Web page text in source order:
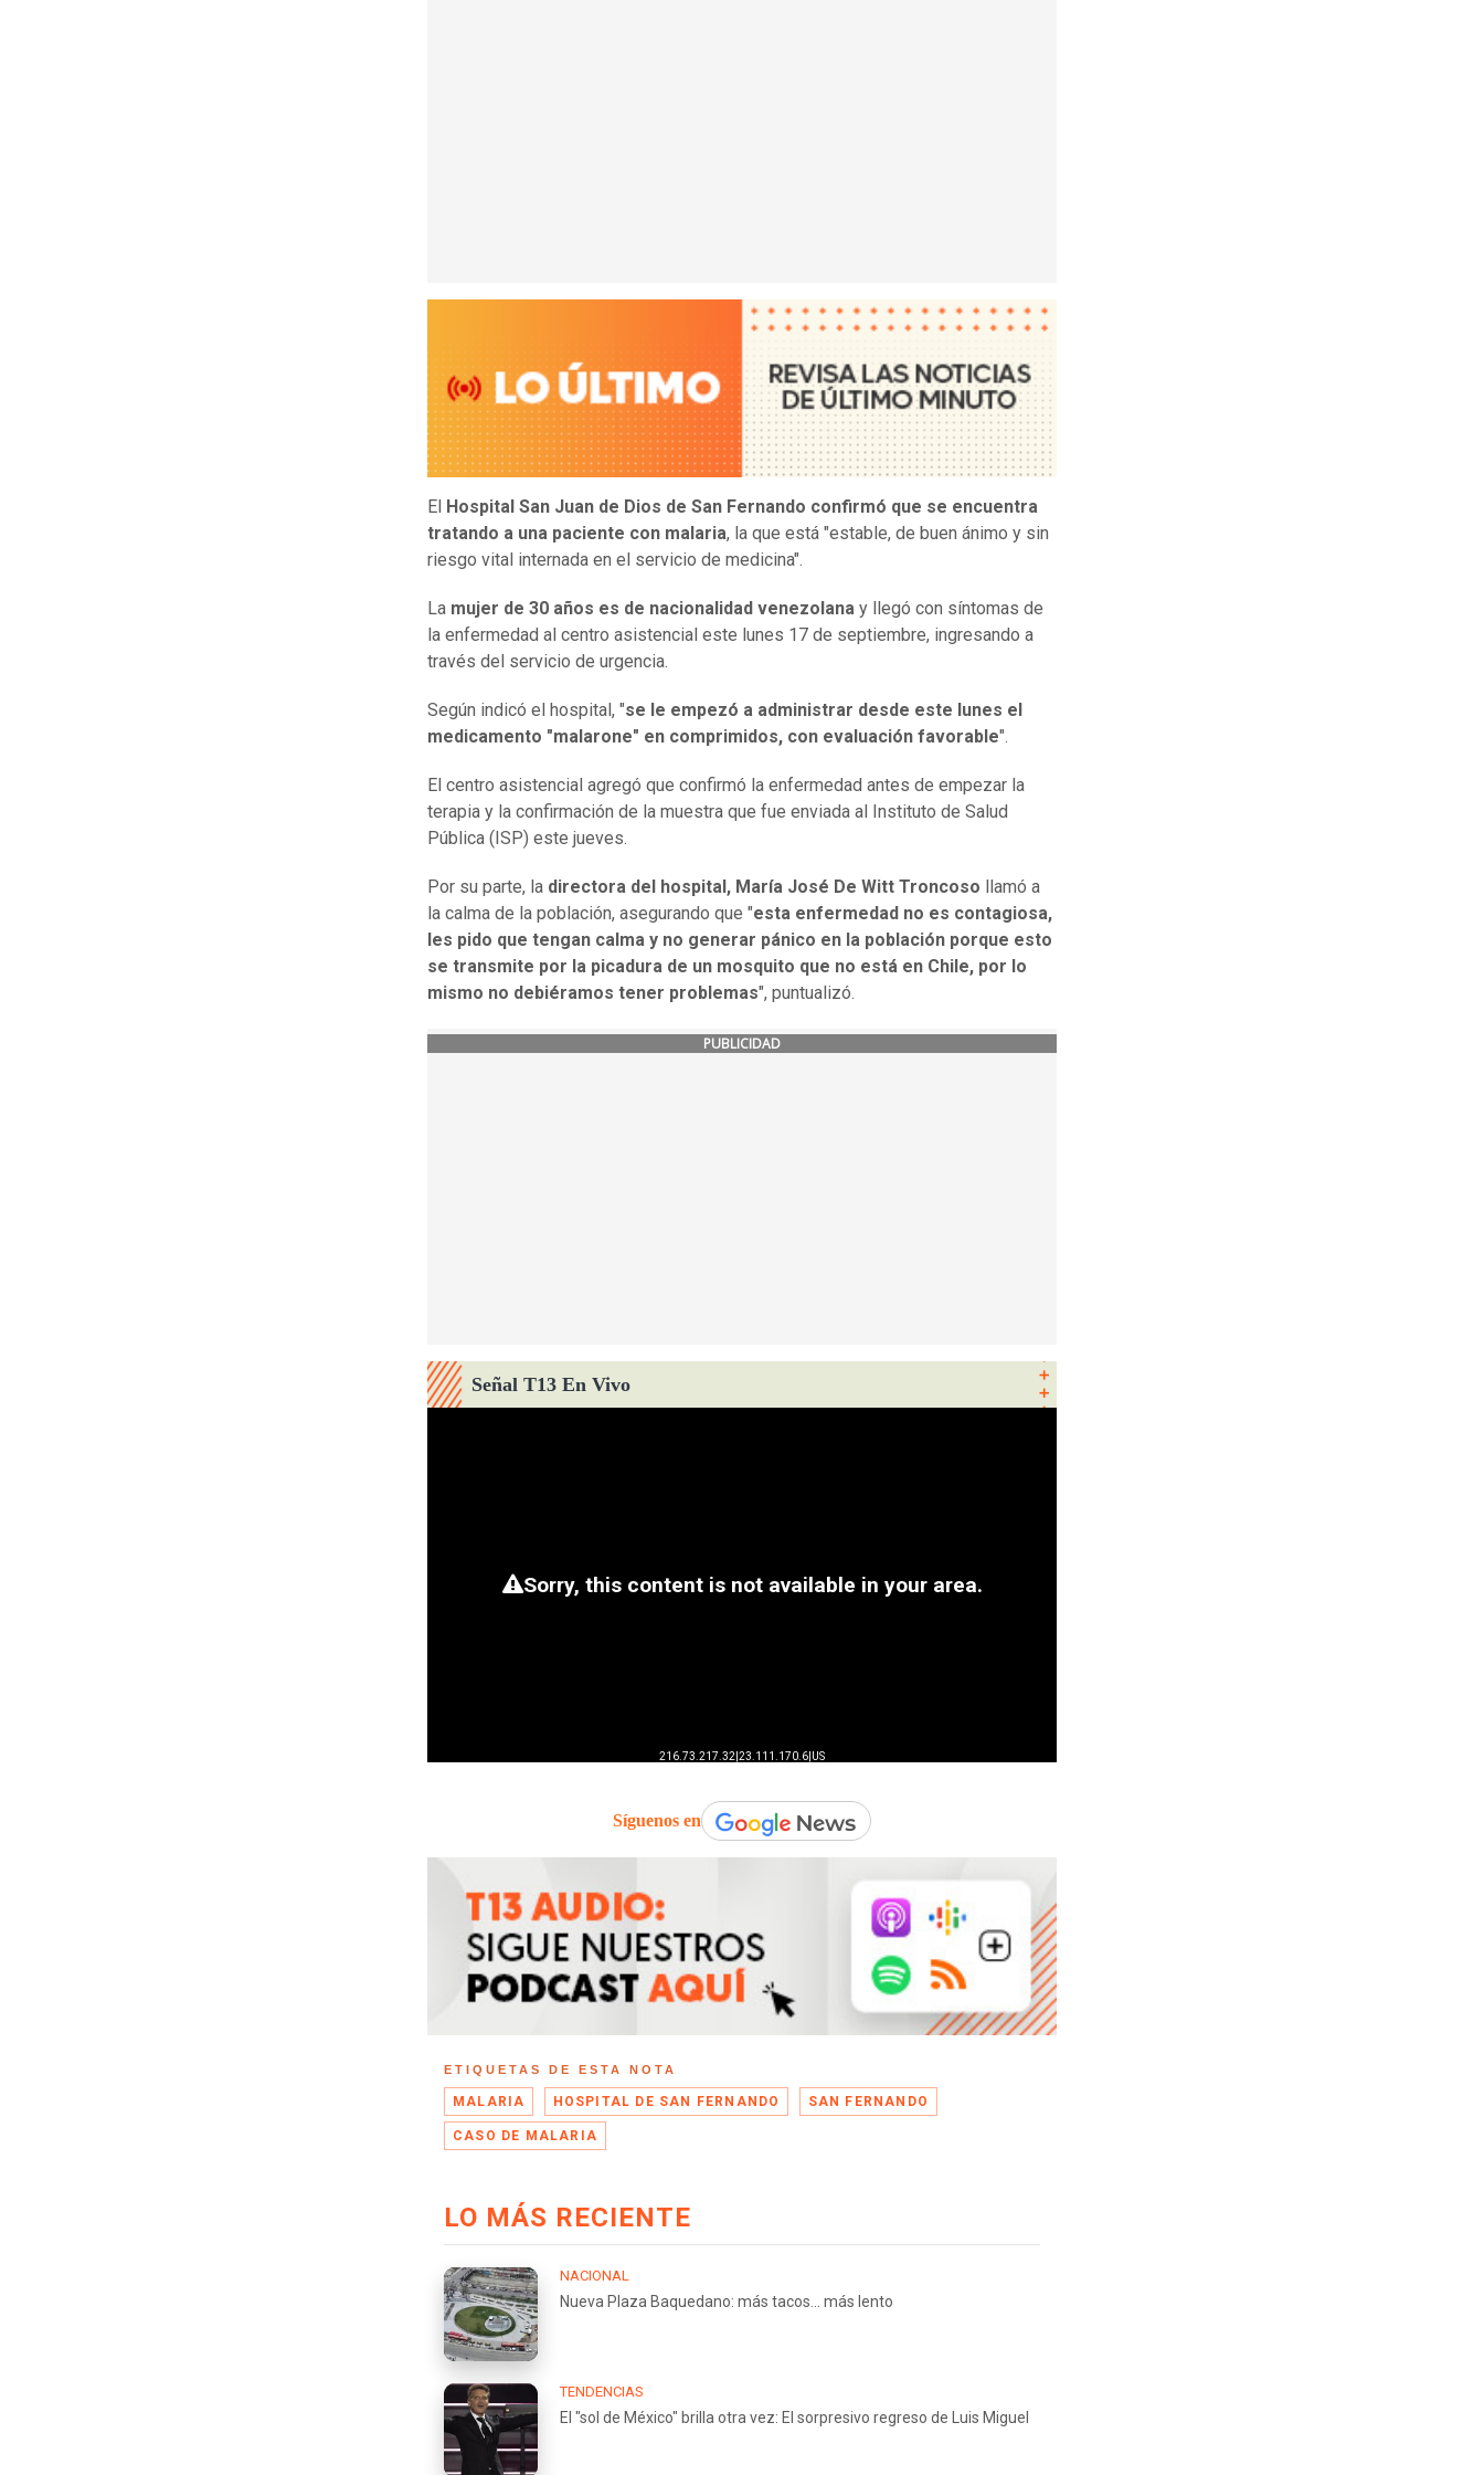
El Hospital San Juan de Dios de San Fernando confirmó que se encuentra
tratando a una paciente con malaria, la que está "estable, de buen ánimo y sin
riesgo vital internada en el servicio de medicina".
La mujer de 30 años es de nacionalidad venezolana y llegó con síntomas de
la enfermedad al centro asistencial este lunes 17 de septiembre, ingresando a
través del servicio de urgencia.
Según indicó el hospital, "se le empezó a administrar desde este lunes el
medicamento "malarone" en comprimidos, con evaluación favorable".
El centro asistencial agregó que confirmó la enfermedad antes de empezar la
terapia y la confirmación de la muestra que fue enviada al Instituto de Salud
Pública (ISP) este jueves.
Por su parte, la directora del hospital, María José De Witt Troncoso llamó a
la calma de la población, asegurando que "esta enfermedad no es contagiosa,
les pido que tengan calma y no generar pánico en la población porque esto
se transmite por la picadura de un mosquito que no está en Chile, por lo
mismo no debiéramos tener problemas", puntualizó.
PUBLICIDAD
Señal T13 En Vivo
Síguenos en
ETIQUETAS DE ESTA NOTA
MALARIA HOSPITAL DE SAN FERNANDO SAN FERNANDO
CASO DE MALARIA
LO MÁS RECIENTE
NACIONAL
Nueva Plaza Baquedano: más tacos... más lento
TENDENCIAS
El "sol de México" brilla otra vez: El sorpresivo regreso de Luis Miguel